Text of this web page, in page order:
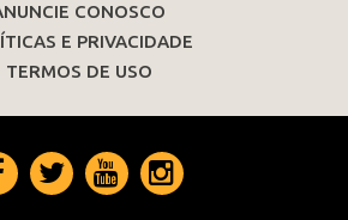
CONOSCO
E PRIVACIDADE
TERMOS DE USO